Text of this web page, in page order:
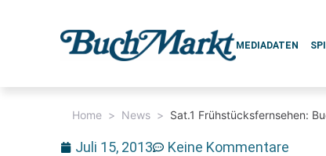
MEDIADATEN
Home > News > Sat.1 Frühstücksfernsehen:
Juli 15, 2013 Keine Kommentare